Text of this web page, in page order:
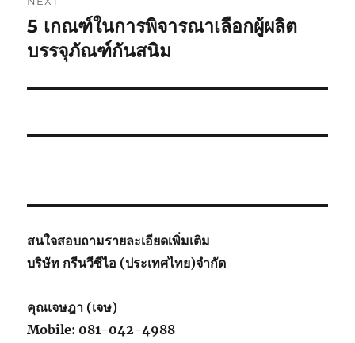
Next
post:
5 เกณฑ์ในการพิจารณาเลือกผู้ผลิต
บรรจุภัณฑ์กันสนิม
สนใจสอบถามรายละเอียดเพิ่มเติม
บริษัท กรีนวีซีไอ (ประเทศไทย)จำกัด
คุณเจษฎา (เจษ)
Mobile: 081-042-4988